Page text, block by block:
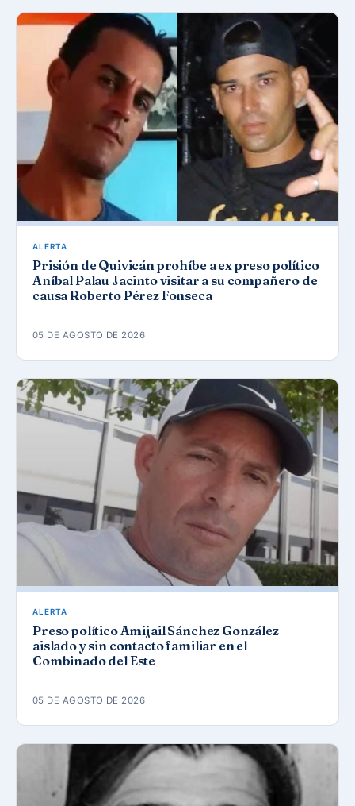
ALERTA
Prisión de Quivicán prohíbe a ex preso político
Aníbal Palau Jacinto visitar a su compañero de
causa Roberto Pérez Fonseca
05 DE AGOSTO DE 2026
ALERTA
Preso político Amijail Sánchez González
aislado y sin contacto familiar en el
Combinado del Este
05 DE AGOSTO DE 2026